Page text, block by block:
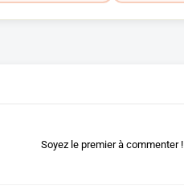
Soyez le premier à commenter !